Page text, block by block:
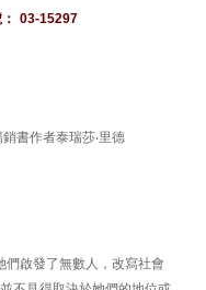
03-15297
書作者泰瑞莎‧里德
們啟發了無數人，改寫社會